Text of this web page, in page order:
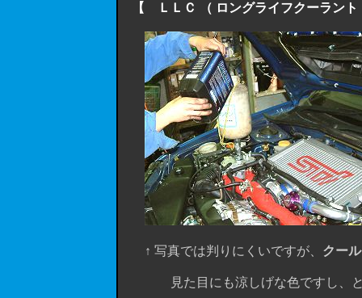
【 ＬＬＣ （ ロングライフクーラン
↑ 写真では判りにくいですが、 クー
見た目にも涼しげな色ですし、と